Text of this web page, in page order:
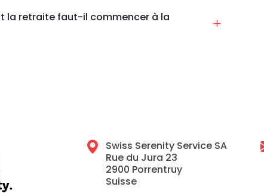
la retraite faut-il commencer à la
Swiss Serenity Service SA
Rue du Jura 23
2900 Porrentruy
Suisse